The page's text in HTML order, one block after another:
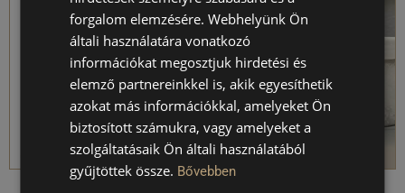
forgalom elemzésére. Webhelyünk Ön
általi használatára vonatkozó
információkat megosztjuk hirdetési és
elemző partnereinkkel is, akik egyesíthetik
azokat más információkkal, amelyeket Ön
biztosított számukra, vagy amelyeket a
szolgáltatásaik Ön általi használatából
gyűjtöttek össze. Bővebben